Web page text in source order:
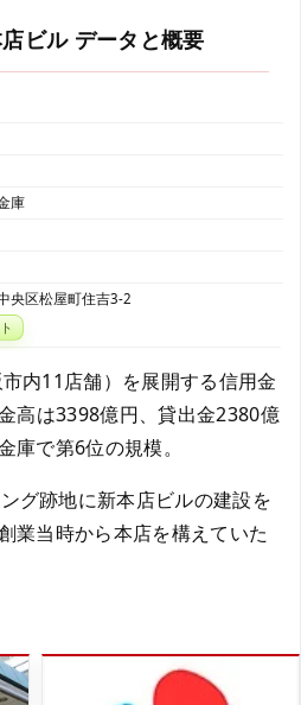
ビル データと概要
庫
央区松屋町住吉3-2
内11店舗）を展開する信用金
高は3398億円、貸出金2380億
庫で第6位の規模。
グ跡地に新本店ビルの建設を
業当時から本店を構えていた